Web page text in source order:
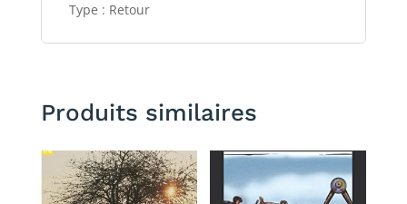
Type : Retour
Produits similaires